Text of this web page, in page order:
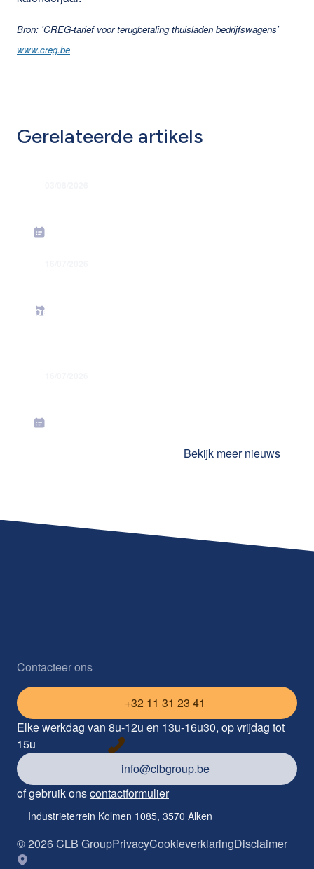
Bron: 'CREG-tarief voor terugbetaling thuisladen bedrijfswagens'
www.creg.be
Gerelateerde artikels
bedrag juni 2026
Bekijk meer nieuws
Contacteer ons
+32 11 31 23 41
Elke werkdag van 8u-12u en 13u-16u30, op vrijdag tot
15u
info@clbgroup.be
of gebruik onscontactformulier
Industrieterrein Kolmen 1085, 3570 Alken
©2026CLB GroupPrivacyCookieverklaringDisclaimer